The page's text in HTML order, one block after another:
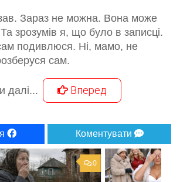
Зараз не можна. Вона може
зрозумів я, що було в записці.
подивлюся. Ні, мамо, не
сам.
далі... Вперед
Коментувати
0